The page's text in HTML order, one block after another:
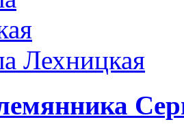
Лехницкая